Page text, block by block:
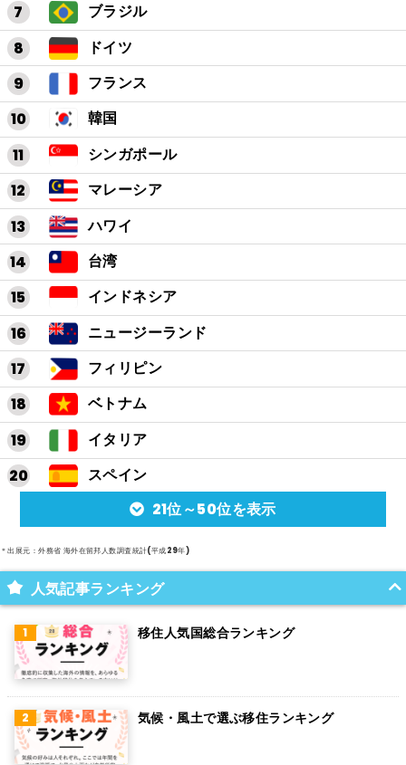
ブラジル
ドイツ
フランス
韓国
シンガポール
マレーシア
ハワイ
台湾
インドネシア
ニュージーランド
フィリピン
ベトナム
イタリア
スペイン
アルゼンチン
メキシコ
スイス
オランダ
ベルギー
グアム
パラグアイ
21位～50位を表示
＊出展元：外務省 海外在留邦人数調査統計(平成29年)
人気記事ランキング
移住人気国総合ランキング
気候・風土で選ぶ移住ランキング